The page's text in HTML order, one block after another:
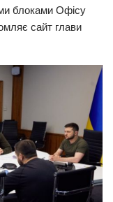
блоками Офісу
сайт глави